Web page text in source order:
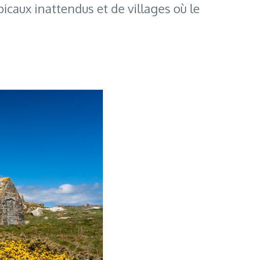
inattendus et de villages où le